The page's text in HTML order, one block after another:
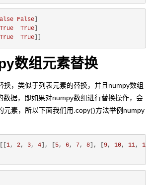
False
True True
True True
数组元素替换
换，类似于列表元素的替换，并且numpy数组
数据，即如果对numpy数组进行替换操作，会
元素，所以下面我们用.copy()方法举例numpy
1, 2, 3, 4 ], [ 5, 6, 7, 8 ], [ 9, 10, 11, 12